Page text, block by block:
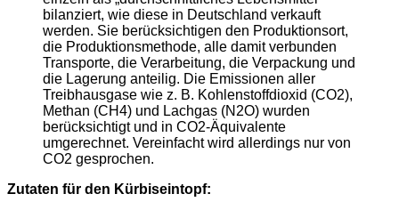
bilanziert, wie diese in Deutschland verkauft
werden. Sie berücksichtigen den Produktionsort,
die Produktionsmethode, alle damit verbunden
Transporte, die Verarbeitung, die Verpackung und
die Lagerung anteilig. Die Emissionen aller
Treibhausgase wie z. B. Kohlenstoffdioxid (CO2),
Methan (CH4) und Lachgas (N2O) wurden
berücksichtigt und in CO2-Äquivalente
umgerechnet. Vereinfacht wird allerdings nur von
CO2 gesprochen.
Zutaten für den Kürbiseintopf: